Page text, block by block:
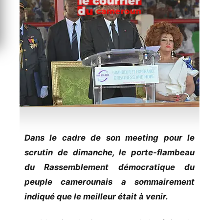
Dans le cadre de son meeting pour le
scrutin de dimanche, le porte-flambeau
du Rassemblement démocratique du
peuple camerounais a sommairement
indiqué que le meilleur était à venir.